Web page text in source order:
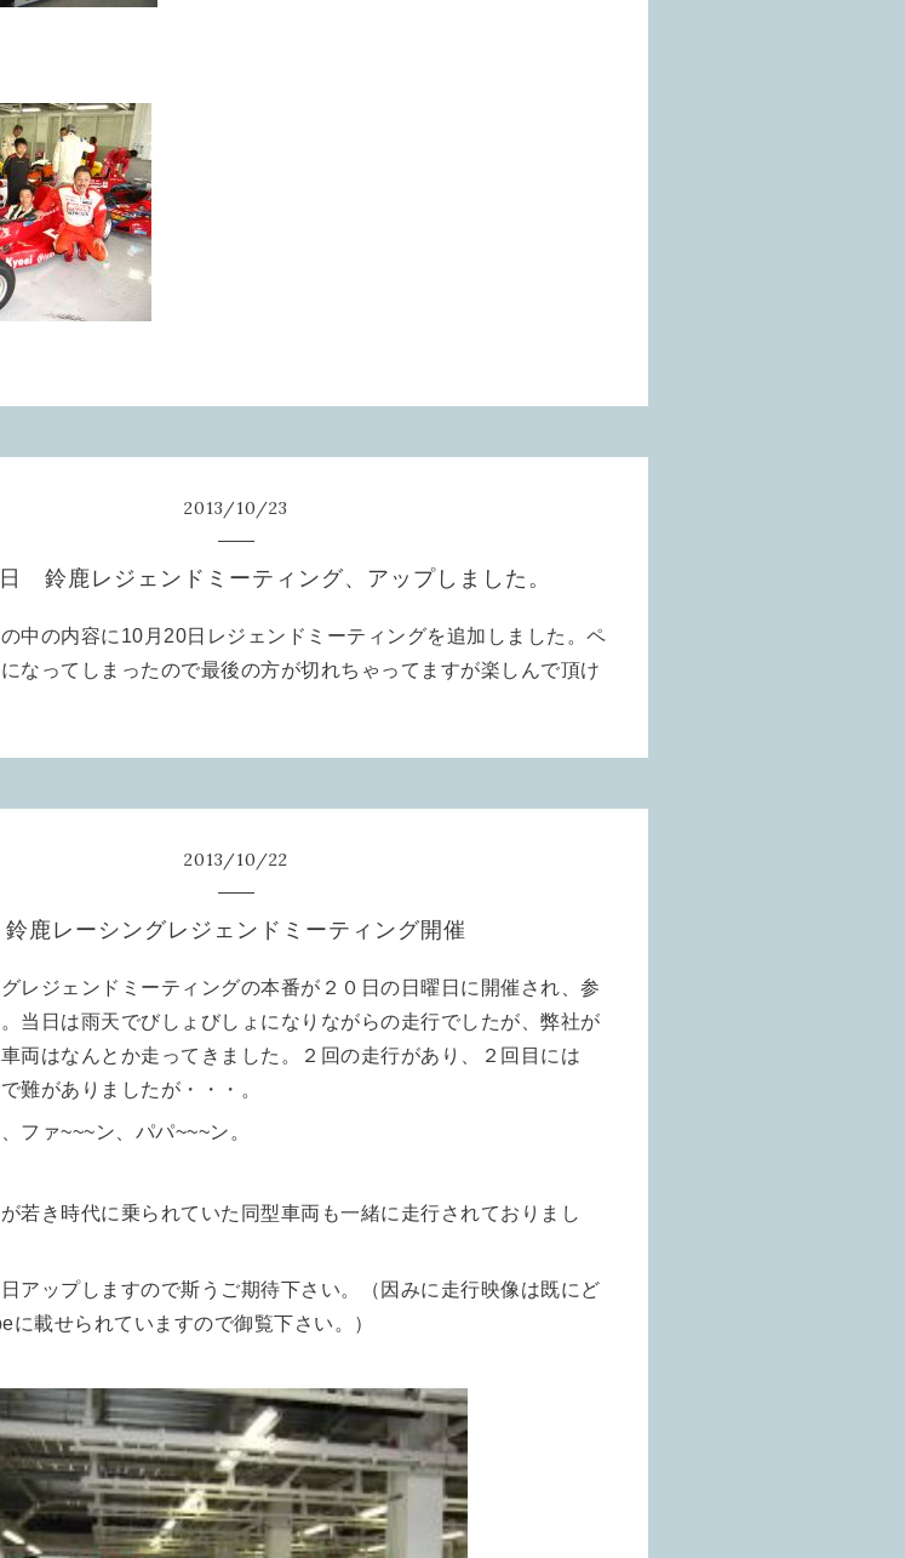
2013/10/23
鈴鹿レジェンドミーティング、アップしました。
中の内容に10月20日レジェンドミーティングを追加しました。ペ
なってしまったので最後の方が切れちゃってますが楽しんで頂け
2013/10/22
鈴鹿レーシングレジェンドミーティング開催
レジェンドミーティングの本番が２０日の日曜日に開催され、参
当日は雨天でびしょびしょになりながらの走行でしたが、弊社が
両はなんとか走ってきました。２回の走行があり、２回目には
難がありましたが・・・。
ファ~~~ン、パパ~~~ン。
若き時代に乗られていた同型車両も一緒に走行されておりまし
アップしますので斯うご期待下さい。（因みに走行映像は既にど
に載せられていますので御覧下さい。）